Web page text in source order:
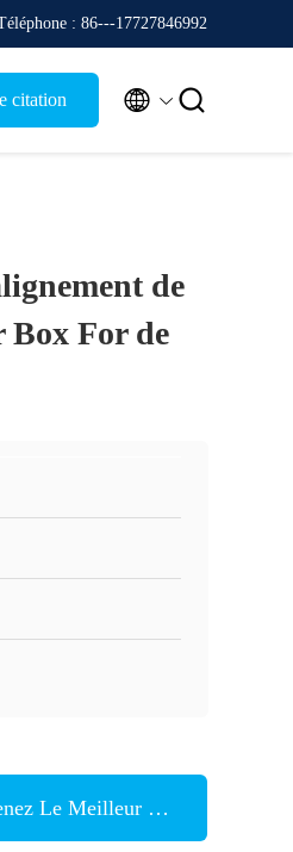
: 86---17727846992
citation  
de
Box For de
Le Meilleur Prix